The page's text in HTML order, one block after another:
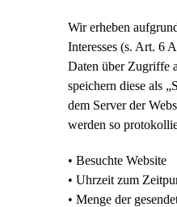
Wir erheben
Interesses (s. Art. 6
Daten über Zugriffe
speichern diese als
dem Server der
werden so
• Besuchte Website
• Uhrzeit zum
• Menge der